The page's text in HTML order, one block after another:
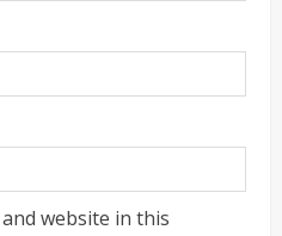
website in this